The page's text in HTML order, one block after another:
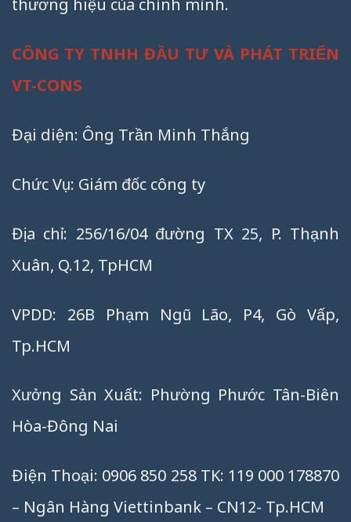
thương hiệu của chính mình.
CÔNG TY TNHH ĐẦU TƯ VÀ PHÁT TRIỂN
VT-CONS
Đại diện: Ông Trần Minh Thắng
Chức Vụ: Giám đốc công ty
Địa chỉ: 256/16/04 đường TX 25, P. Thạnh
Xuân, Q.12, TpHCM
VPDD: 26B Phạm Ngũ Lão, P4, Gò Vấp,
Tp.HCM
Xưởng Sản Xuất: Phường Phước Tân-Biên
Hòa-Đông Nai
Điện Thoại: 0906 850 258 TK: 119 000 178870
– Ngân Hàng Viettinbank – CN12- Tp.HCM